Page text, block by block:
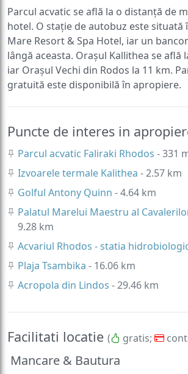
Parcul acvatic se află la o distanță de
hotel. O stație de autobuz este situată
Mare Resort & Spa Hotel, iar un
lângă aceasta. Orașul Kallithea se află
iar Orașul Vechi din Rodos la 11 km.
gratuită este disponibilă în apropiere.
Puncte de interes in
Parcul acvatic Faliraki Rhodos - 331
Izvoarele termale Kalithea - 2.57 km
Golful Antony Quinn - 4.64 km
Palatul Marelui Maestru al
9.28 km
Acvariul Rhodos - statia
Plaja Tsambika - 16.06 km
Acropola din Lindos - 29.46 km
Facilitati locatie ( gratis;
Mancare & Bautura